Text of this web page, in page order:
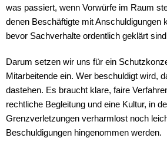
was passiert, wenn Vorwürfe im Raum
denen Beschäftigte mit Anschuldigungen
bevor Sachverhalte ordentlich geklärt
Darum setzen wir uns für ein
Mitarbeitende ein. Wer beschuldigt wird,
dastehen. Es braucht klare, faire
rechtliche Begleitung und eine Kultur, in
Grenzverletzungen verharmlost noch
Beschuldigungen hingenommen werden.